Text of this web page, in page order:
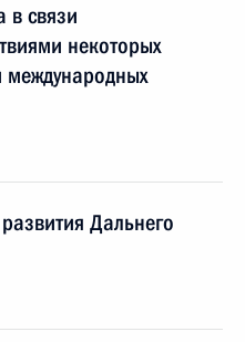
в связи
некоторых
международных
Дальнего